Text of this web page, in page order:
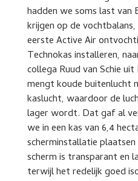
hadden we soms last
krijgen op de
eerste Active Air
Technokas installeren,
collega Ruud van Schie
mengt koude buitenlucht
kaslucht, waardoor de
lager wordt. Dat gaf al
we in een kas van 6,4
scherminstallatie
scherm is transparant en
terwijl het redelijk goed